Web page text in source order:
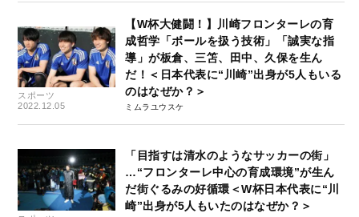
スポーツ
2022.12.05
【W杯大健闘！】川崎フロンターレの育
成哲学「ボールを扱う技術」「誠実な指
導」が板倉、三笘、田中、久保を生ん
だ！＜日本代表に“川崎”出身が5人もいる
のはなぜか？＞
ミムラユウスケ
「目指すは清水のようなサッカーの街」
…“フロンターレ中心の育成環境”が生ん
だ街ぐるみの好循環＜W杯日本代表に“川
崎”出身が5人もいたのはなぜか？＞